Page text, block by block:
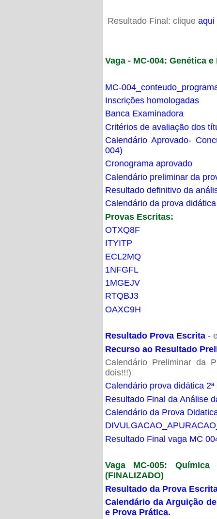
Resultado Final: clique aqui
Vaga - MC-004: Genética
MC-
Inscrições homologadas
Banca Examinadora
Critérios de avaliação dos
Calendário Aprovado-
004)
Cronograma aprovado
Calendário preliminar da
Resultado definitivo da
Calendário da prova didática
Provas Escritas:
OTXQ8F
ITYITP
ECL2MQ
1NFGFL
1MGEJV
RTQBJ3
OAXC9H
Resultado Prova Escrita -
Recurso ao Resultado
Calendário Preliminar da
dois!!!)
Calendário prova didática
Resultado Final da Análise
Calendário da Prova
Resultado Final vaga MC
Vaga MC-005:
(FINALIZADO)
Resultado da Prova
Calendário da Arguição
e Prova Prática.